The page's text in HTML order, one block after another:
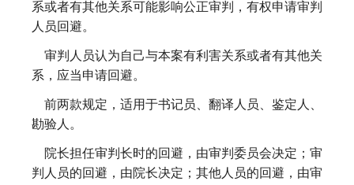
系或者有其他关系可能影响公正审判，有权申请审判
人员回避。
审判人员认为自己与本案有利害关系或者有其他关
系，应当申请回避。
前两款规定，适用于书记员、翻译人员、鉴定人、
勘验人。
院长担任审判长时的回避，由审判委员会决定；审
判人员的回避，由院长决定；其他人员的回避，由审